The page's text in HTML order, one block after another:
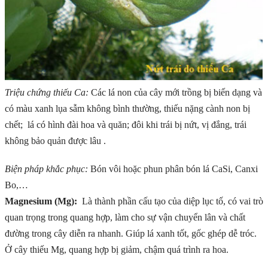
Triệu chứng thiếu Ca: Các lá non của cây mới trồng bị biến dạng và
có màu xanh lụa sẫm không bình thường, thiếu nặng cành non bị
chết; lá có hình đài hoa và quăn; đôi khi trái bị nứt, vị đắng, trái
không bảo quản được lâu .
Biện pháp khắc phục: Bón vôi hoặc phun phân bón lá CaSi, Canxi
Bo,…
Magnesium (Mg): Là thành phần cấu tạo của diệp lục tố, có vai trò
quan trọng trong quang hợp, làm cho sự vận chuyển lân và chất
đường trong cây diễn ra nhanh. Giúp lá xanh tốt, gốc ghép dễ tróc.
Ở cây thiếu Mg, quang hợp bị giảm, chậm quá trình ra hoa.